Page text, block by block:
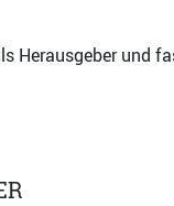
Herausgeber und